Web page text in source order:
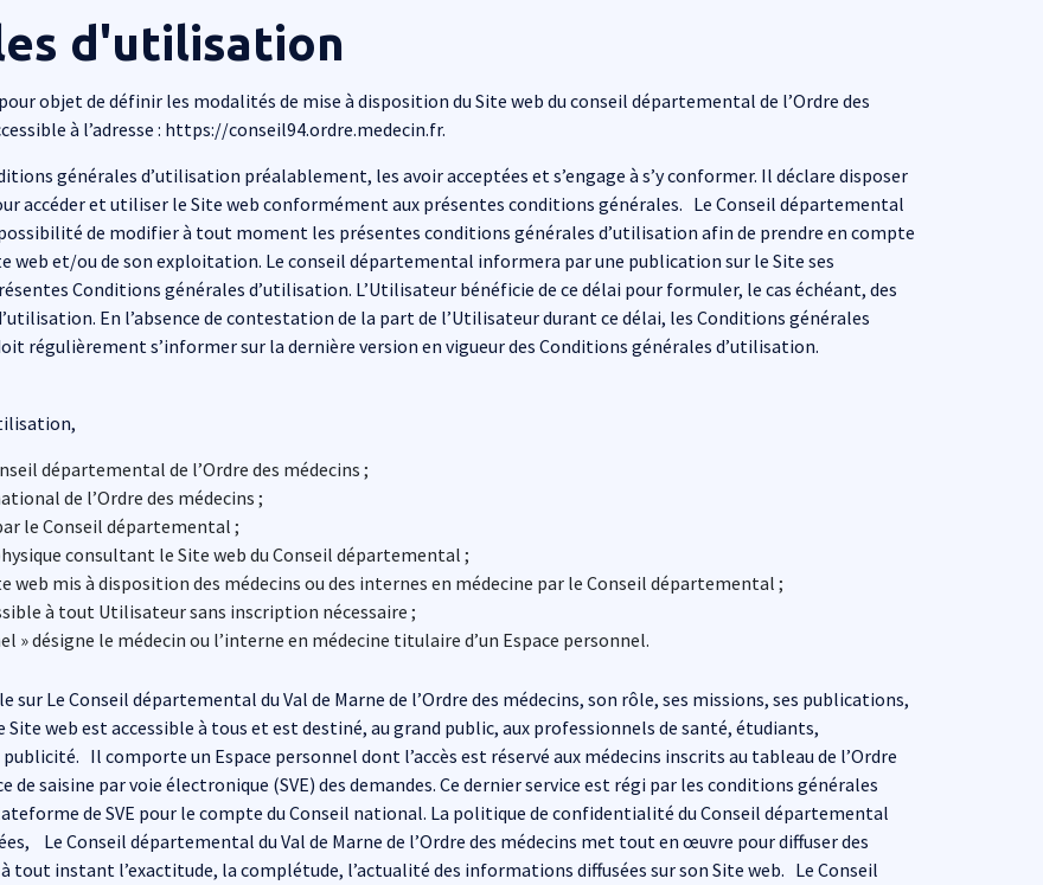
d'utilisation
objet de définir les modalités de mise à disposition du Site web du conseil départemental de l’Ordre des
à l’adresse : https://conseil94.ordre.medecin.fr.
générales d’utilisation préalablement, les avoir acceptées et s’engage à s’y conformer. Il déclare disposer
accéder et utiliser le Site web conformément aux présentes conditions générales. Le Conseil départemental
possibilité de modifier à tout moment les présentes conditions générales d’utilisation afin de prendre en compte
web et/ou de son exploitation. Le conseil départemental informera par une publication sur le Site ses
Conditions générales d’utilisation. L’Utilisateur bénéficie de ce délai pour formuler, le cas échéant, des
En l’absence de contestation de la part de l’Utilisateur durant ce délai, les Conditions générales
régulièrement s’informer sur la dernière version en vigueur des Conditions générales d’utilisation.
départemental de l’Ordre des médecins ;
de l’Ordre des médecins ;
le Conseil départemental ;
consultant le Site web du Conseil départemental ;
web mis à disposition des médecins ou des internes en médecine par le Conseil départemental ;
à tout Utilisateur sans inscription nécessaire ;
» désigne le médecin ou l’interne en médecine titulaire d’un Espace personnel.
Le Conseil départemental du Val de Marne de l’Ordre des médecins, son rôle, ses missions, ses publications,
web est accessible à tous et est destiné, au grand public, aux professionnels de santé, étudiants,
Il comporte un Espace personnel dont l’accès est réservé aux médecins inscrits au tableau de l’Ordre
de saisine par voie électronique (SVE) des demandes. Ce dernier service est régi par les conditions générales
de SVE pour le compte du Conseil national. La politique de confidentialité du Conseil départemental
Le Conseil départemental du Val de Marne de l’Ordre des médecins met tout en œuvre pour diffuser des
tout instant l’exactitude, la complétude, l’actualité des informations diffusées sur son Site web. Le Conseil